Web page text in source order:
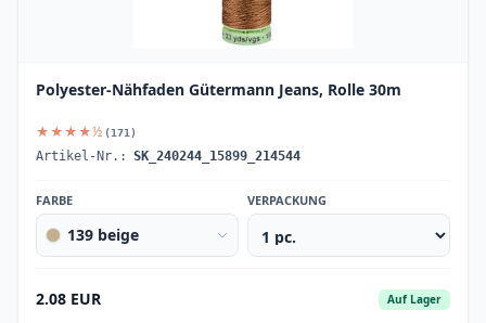
Polyester-Nähfaden Gütermann Jeans, Rolle 30m
★★★★½ (171)
Artikel-Nr.: SK_240244_15899_214544
FARBE
139 beige
VERPACKUNG
2.08 EUR Auf Lager